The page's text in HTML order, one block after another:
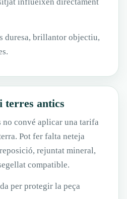
duresa, brillantor objectiu,
antics
convé aplicar una tarifa
Pot fer falta neteja
rejuntat mineral,
compatible.
per protegir la peça